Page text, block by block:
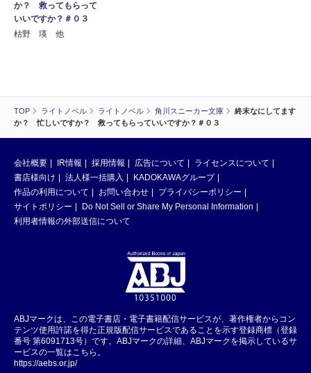
TOP ライトノベル ライトノベル 角川スニーカー文庫
終末なにしてます
か？ 忙しいですか？ 救ってもらっていいですか？＃０３
か？ 救ってもらって
いいですか？＃０３
枯野 瑛 他
会社概要 IR情報 採用情報 広告について
ライセンスについて
書店様向け
法人様一括購入
KADOKAWAグループ
作品の利用について
お問い合わせ
プライバシーポリシー
サイトポリシー
Do Not Sell or Share My Personal Information
利用者情報の外部送信について
ABJマークは、この電子書店・電子書籍配信サービスが、著作権者からコン
テンツ使用許諾を得た正規版配信サービスであることを示す登録商標（登録
番号 第6091713号）です。ABJマークの詳細、ABJマークを掲示しているサ
ービスの一覧はこちら。
https://aebs.or.jp/